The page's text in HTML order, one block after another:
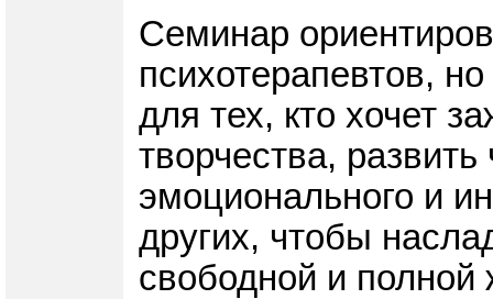
Семинар
психотерапевтов,
для тех, кто хочет
творчества,
эмоционального и
других, чтобы
свободной и полной